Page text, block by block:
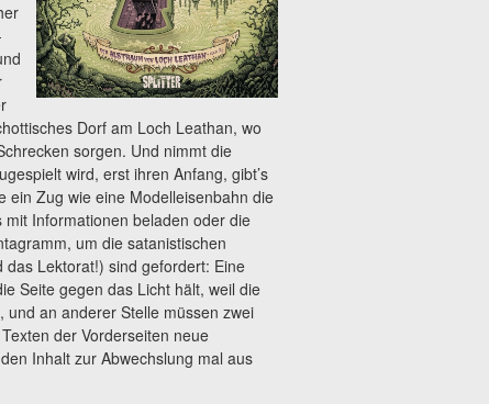
Dorf am Loch Leathan, wo
sorgen. Und nimmt die
wird, erst ihren Anfang, gibt’s
ein Zug wie eine Modelleisenbahn die
Informationen beladen oder die
um die satanistischen
Lektorat!) sind gefordert: Eine
Seite gegen das Licht hält, weil die
an anderer Stelle müssen zwei
der Vorderseiten neue
Inhalt zur Abwechslung mal aus